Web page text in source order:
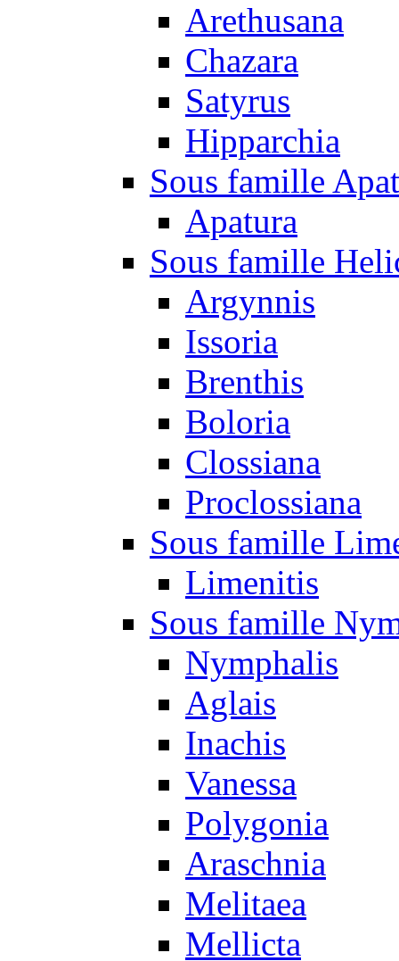
Arethusana
Chazara
Satyrus
Hipparchia
Sous famille
Apatura
Sous famille
Argynnis
Issoria
Brenthis
Boloria
Clossiana
Proclossiana
Sous famille
Limenitis
Sous famille
Nymphalis
Aglais
Inachis
Vanessa
Polygonia
Araschnia
Melitaea
Mellicta